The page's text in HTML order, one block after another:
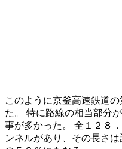
このように京釜高速鉄道
た。 特に路線の相当部分
事が多かった。 全１２８
ンネルがあり、その長さ